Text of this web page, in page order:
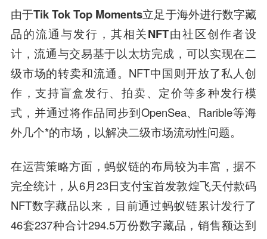
由于Tik Tok Top Moments立足于海外进行数字藏
品的流通与发行，其相关NFT由社区创作者设
计，流通与交易基于以太坊完成，可以实现在二
级市场的转卖和流通。 NFT中国则开放了私人创
作，支持盲盒发行、拍卖、定价等多种发行模
式，并通过将作品同步到OpenSea、Rarible等海
外几个*的市场，以解决二级市场流动性问题。
在运营策略方面，蚂蚁链的布局较为丰富，据不
完全统计，从6月23日支付宝首发敦煌飞天付款码
NFT数字藏品以来，目前通过蚂蚁链累计发行了
46套237种合计294.5万份数字藏品，销售额达到